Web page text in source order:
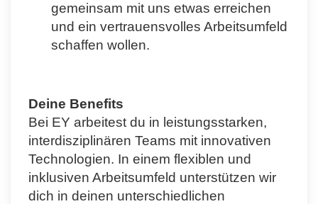
gemeinsam mit uns etwas erreichen
und ein vertrauensvolles Arbeitsumfeld
schaffen wollen.
Deine Benefits
Bei EY arbeitest du in leistungsstarken,
interdisziplinären Teams mit innovativen
Technologien. In einem flexiblen und
inklusiven Arbeitsumfeld unterstützen wir
dich in deinen unterschiedlichen